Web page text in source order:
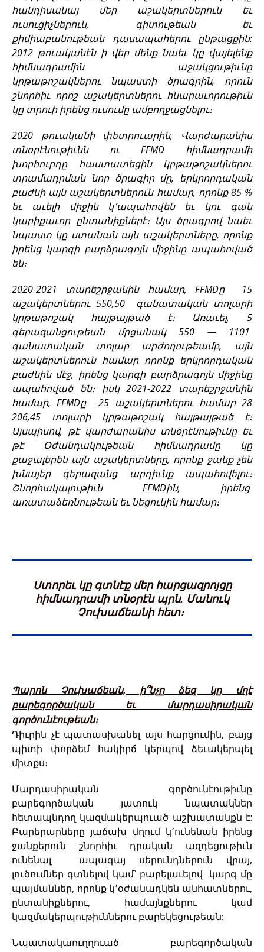
հանդիսանայ մեր աշակերտներուն եւ
ուսուցիչներուն, գիտութեան եւ
քիմիաբանութեան դասապահերու ընթացքին:
2012 թուականէն ի վեր մենք նաեւ կը վայելենք
հիմնադրամին աջակցութիւնը
կրթաթոշակներու նպաստի ծրագրին, որուն
շնորհիւ որոշ աշակերտներու հնարաւորութիւն
կը տրուի իրենց ուսումը ամբողջացնելու։
2020 թուականի փետրուարին, Վարժարանիս
տնօրէնութիւնն ու FFMD հիմնադրամի
խորհուրդը հաստատեցին կրթաթոշակներու
տրամադրման նոր ծրագիր մը, երկրորդական
բաժնի այն աշակերտներուն համար, որոնք 85 %
եւ աւելի միջին կ՚ապահովեն եւ կու գան
կարիքաւոր ընտանիքներէ։ Այս ծրագրով նաեւ
նպաստ կը ստանան այն աշակերտները, որոնք
իրենց կարգի բարձրագոյն միջինը ապահոված
են։
2020-2021 տարեշրջանին համար, FFMDը 15
աշակերտներու 550,50 գանատական տոլարի
կրթաթոշակ հայթայթած է։ Առաւել, 5
գերազանցութեան մրցանակ 550 — 1101
գանատական տոլար արժողութեամբ, այն
աշակերտներուն համար որոնք երկրորդական
բաժնին մէջ, իրենց կարգի բարձրագոյն միջինը
ապահոված են։ իսկ 2021-2022 տարեշրջանին
համար, FFMDը 25 աշակերտներու համար 28
206,45 տոլարի կրթաթոշակ հայթայթած է։
Այսպիսով, թէ վարժարանիս տնօրէնութիւնը եւ
թէ Օժանդակութեան հիմնադրամը կը
քաջալերեն այն աշակերտները, որոնք ջանք չեն
խնայեր գերազանց արդիւնք ապահովելու։
Շնորհակալութիւն FFMDին, իրենց
առատաձեռնութեան եւ նեցուկին համար։
Ստորեւ կը գտնէք մեր հարցազրոյցը
հիմնադրամի տնօրէն պրն. Մանուկ
Չուխաճեանի հետ։
Պարոն Չուխաճեան, ի՞նչը ձեզ կը մղէ
բարեգործական եւ մարդասիրական
գործունէութեան։
Դիւրին չէ պատասխանել այս հարցումին, բայց
պիտի փորձեմ հակիրճ կերպով ձեւակերպել
միտքս։
Մարդասիրական գործունէութիւնը
բարեգործական յատուկ նպատակներ
հետապնդող կազմակերպուած աշխատանքն է:
Բարերարները յաճախ մղում կ՚ունենան իրենց
ջանքերուն շնորհիւ դրական ազդեցութիւն
ունենալ ապագայ սերունդներուն վրայ,
լուծումներ գտնելով կամ՝ բարելաւելով կարգ մը
պայմաններ, որոնք կ՚օժանադկեն անհատներու,
ընտանիքներու, համայնքներու կամ
կազմակերպութիւններու բարեկեցութեան:
Նպատակաուղղուած բարեգործական